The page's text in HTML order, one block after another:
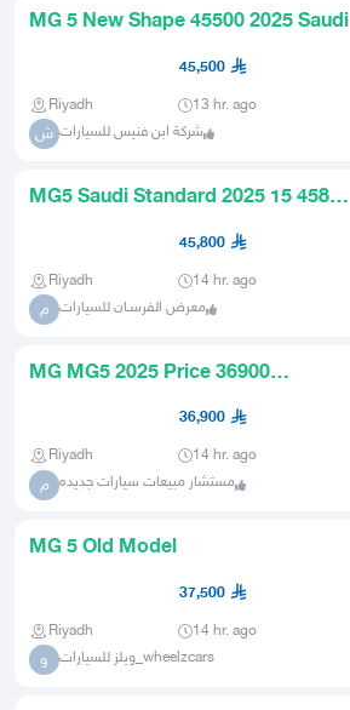
MG 5 New Shape 45500 2025 Saudi
45,500
Riyadh 13 hr. ago
ش شركة ابن فنيس للسيارات
MG5 Saudi Standard 2025 15 45800
45,800
Riyadh 14 hr. ago
م معرض الفرسـان للسيارات
MG MG5 2025 Price 36900
36,900
Riyadh 14 hr. ago
م مستشار مبيعات سيارات جديده
MG 5 Old Model
37,500
Riyadh 14 hr. ago
و ويلز للسيارات_wheelzcars